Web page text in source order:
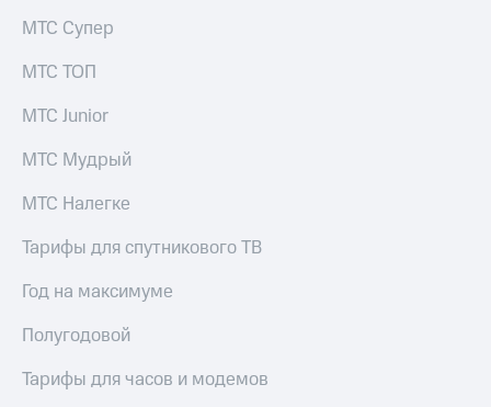
МТС Супер
МТС ТОП
МТС Junior
МТС Мудрый
МТС Налегке
Тарифы для спутникового ТВ
Год на максимуме
Полугодовой
Тарифы для часов и модемов